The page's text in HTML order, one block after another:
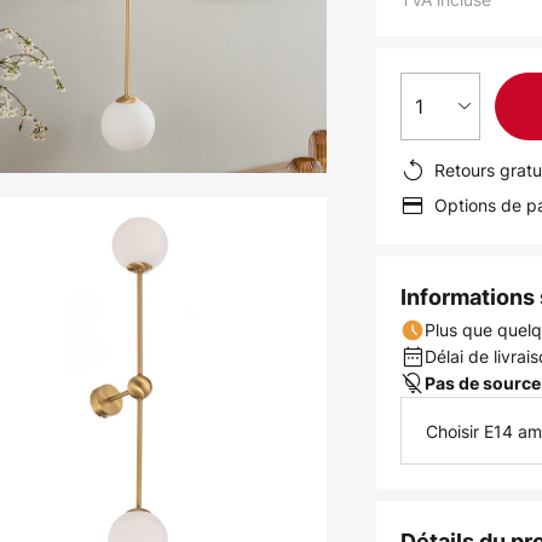
1
Retours
Options de
Informations
Plus que
Délai de
Pas de
Choisir E14